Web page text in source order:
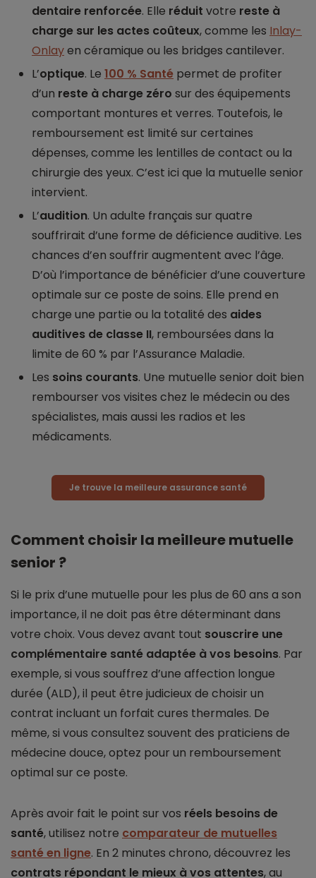
dentaire renforcée. Elle réduit votre reste à
charge sur les actes coûteux, comme les Inlay-
Onlayen céramique ou les bridges cantilever.
L’optique. Le 100 % Santé permet de profiter
d’un reste à charge zéro sur des équipements
comportant montures et verres. Toutefois, le
remboursement est limité sur certaines
dépenses, comme les lentilles de contact ou la
chirurgie des yeux. C’est ici que la mutuelle senior
intervient.
L’audition. Un adulte français sur quatre
souffrirait d’une forme de déficience auditive. Les
chances d’en souffrir augmentent avec l’âge.
D’où l’importance de bénéficier d’une couverture
optimale sur ce poste de soins. Elle prend en
charge une partie ou la totalité des aides
auditives de classe II, remboursées dans la
limite de 60 % par l’Assurance Maladie.
Les soins courants. Une mutuelle senior doit bien
rembourser vos visites chez le médecin ou des
spécialistes, mais aussi les radios et les
médicaments.
Je trouve la meilleure assurance santé
Comment choisir la meilleure mutuelle
senior ?
Si le prix d’une mutuelle pour les plus de 60 ans a son
importance, il ne doit pas être déterminant dans
votre choix. Vous devez avant tout souscrire une
complémentaire santé adaptée à vos besoins. Par
exemple, si vous souffrez d’une affection longue
durée (ALD), il peut être judicieux de choisir un
contrat incluant un forfait cures thermales. De
même, si vous consultez souvent des praticiens de
médecine douce, optez pour un remboursement
optimal sur ce poste.
Après avoir fait le point sur vos réels besoins de
santé, utilisez notre comparateur de mutuelles
santé en ligne. En 2 minutes chrono, découvrez les
contrats répondant le mieux à vos attentes, au